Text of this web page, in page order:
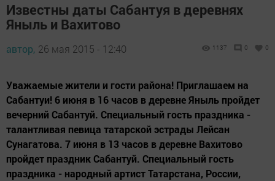
Известны даты Сабантуя в деревнях
Яныль и Вахитово
автор, 26 мая 2015 - 12:40 1137 0 0
Уважаемые жители и гости района! Приглашаем на
Сабантуи! 6 июня в 16 часов в деревне Яныль пройдет
вечерний Сабантуй. Специальный гость праздника -
талантливая певица татарской эстрады Лейсан
Сунагатова. 7 июня в 13 часов в деревне Вахитово
пройдет праздник Сабантуй. Специальный гость
праздника - народный артист Татарстана, России,